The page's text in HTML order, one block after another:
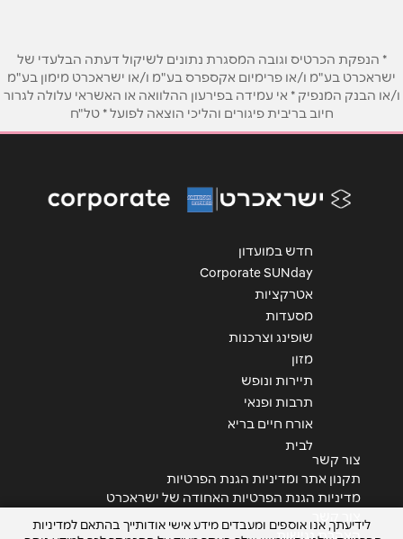
טלפון *
אנא חזרו אלי בקשר ל...
הודעה*
* הנפקת הכרטיס וגובה המסגרת נתונים לשיקול דעתה הבלעדי של
ישראכרט בע"מ ו/או פרימיום אקספרס בע"מ ו/או ישראכרט מימון בע"מ
ו/או הבנק המנפיק * אי עמידה בפירעון ההלוואה או האשראי עלולה לגרור
חיוב בריבית פיגורים והליכי הוצאה לפועל * טל"ח
חדש במועדון
Corporate SUNday
אטרקציות
מסעדות
שופינג וצרכנות
מזון
תיירות ונופש
תרבות ופנאי
אורח חיים בריא
לבית
צור קשר
תקנון אתר ומדיניות הגנת הפרטיות
מדיניות הגנת הפרטיות האחודה של ישראכרט
הצהרת נגישות
לידיעתך, אנו אוספים ומעבדים מידע אישי אודותייך בהתאם למדיניות